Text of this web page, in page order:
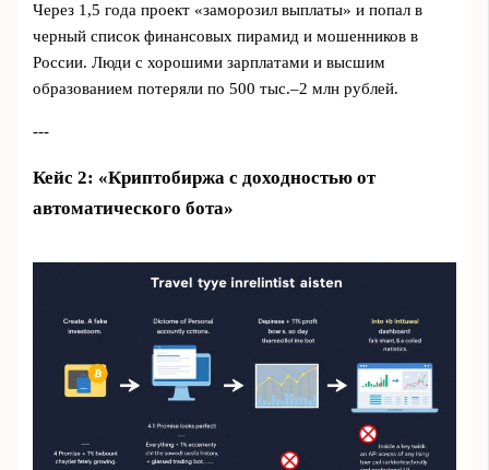
Через 1,5 года проект «заморозил выплаты» и попал в
черный список финансовых пирамид и мошенников в
России. Люди с хорошими зарплатами и высшим
образованием потеряли по 500 тыс.–2 млн рублей.
---
Кейс 2: «Криптобиржа с доходностью от
автоматического бота»